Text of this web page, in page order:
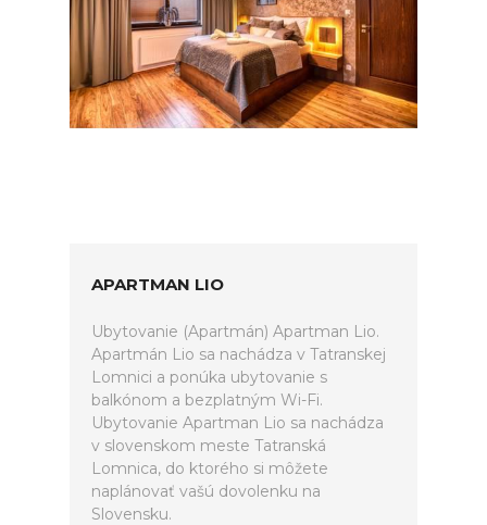
APARTMAN LIO
Ubytovanie (Apartmán) Apartman Lio.
Apartmán Lio sa nachádza v Tatranskej
Lomnici a ponúka ubytovanie s
balkónom a bezplatným Wi-Fi.
Ubytovanie Apartman Lio sa nachádza
v slovenskom meste Tatranská
Lomnica, do ktorého si môžete
naplánovať vašú dovolenku na
Slovensku.